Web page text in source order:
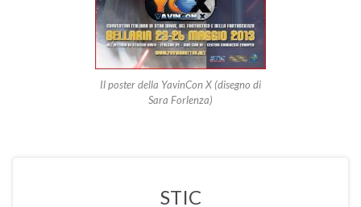
Il poster della YavinCon X (disegno di
Sara Forlenza)
STIC